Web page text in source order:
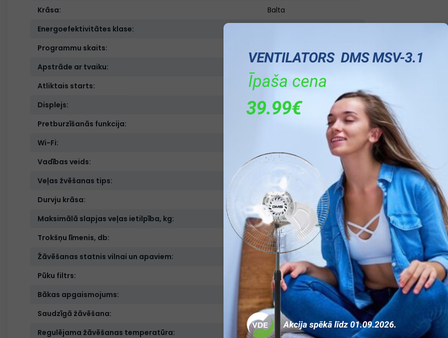
Krāsa:
Balta
Energoefektivitātes klase:
Programmu skaits:
Apstrāde ar tvaiku:
Atliktais starts:
Ir
Displejs:
Led Displejs
Pretburzīšanās funkcija:
Wi-Fi:
Vadības veids:
Skārienjutīga vadība
Veļas žvēšanas tips:
Siltumsūkņa invertors
Durvju krāsa:
Melna
Maksimālā slapjas veļas ietilpība, kg:
10
Trokšņu līmenis, db:
62
Žāvēšanas statnis vilnai un apaviem:
Nav
Pūku filtrs:
Bākas apgaismojums:
Saudzīgā žāvēšana:
Ir
Regulējama žāvēšanas temperatūra:
Ir